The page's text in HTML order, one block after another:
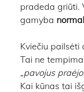
pradeda griūti.
gamyba
Kviečiu
Tai ne
„pavojus
Kai kūnas tai